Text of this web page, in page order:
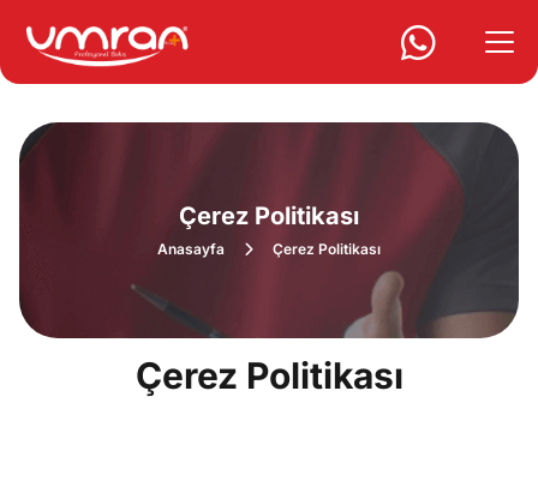
Çerez Politikası
Anasayfa Çerez Politikası
Çerez Politikası